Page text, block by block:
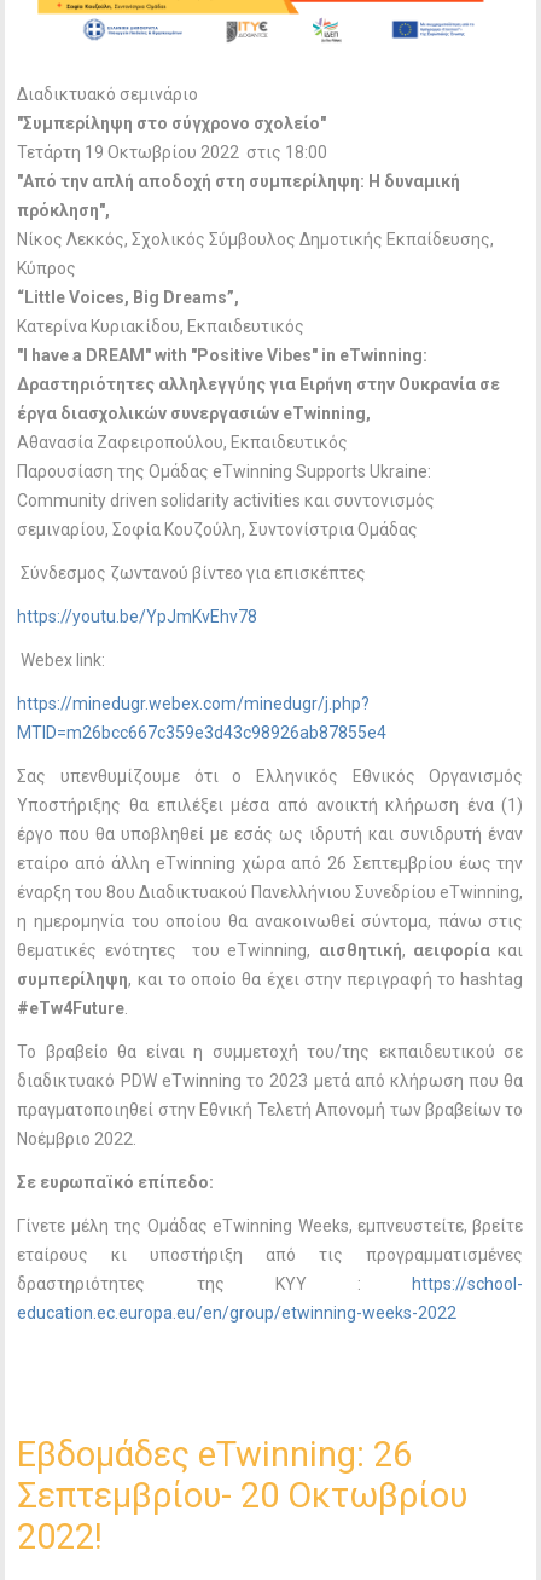
Διαδικτυακό σεμινάριο
"Συμπερίληψη στο σύγχρονο σχολείο"
Τετάρτη 19 Οκτωβρίου 2022 στις 18:00
"Από την απλή αποδοχή στη συμπερίληψη: Η δυναμική
πρόκληση",
Νίκος Λεκκός, Σχολικός Σύμβουλος Δημοτικής Εκπαίδευσης,
Κύπρος
“Little Voices, Big Dreams”,
Κατερίνα Κυριακίδου, Εκπαιδευτικός
"Ι have a DREAM" with "Positive Vibes" in eTwinning:
Δραστηριότητες αλληλεγγύης για Ειρήνη στην Ουκρανία σε
έργα διασχολικών συνεργασιών eTwinning,
Αθανασία Ζαφειροπούλου, Εκπαιδευτικός
Παρουσίαση της Ομάδας eTwinning Supports Ukraine:
Community driven solidarity activities και συντονισμός
σεμιναρίου, Σοφία Κουζούλη, Συντονίστρια Ομάδας
Σύνδεσμος ζωντανού βίντεο για επισκέπτες
https://youtu.be/YpJmKvEhv78
Webex link:
https://minedugr.webex.com/minedugr/j.php?
MTID=m26bcc667c359e3d43c98926ab87855e4
Σας υπενθυμίζουμε ότι ο Ελληνικός Εθνικός Οργανισμός
Υποστήριξης θα επιλέξει μέσα από ανοικτή κλήρωση ένα (1)
έργο που θα υποβληθεί με εσάς ως ιδρυτή και συνιδρυτή έναν
εταίρο από άλλη eTwinning χώρα από 26 Σεπτεμβρίου έως την
έναρξη του 8ου Διαδικτυακού Πανελλήνιου Συνεδρίου eTwinning,
η ημερομηνία του οποίου θα ανακοινωθεί σύντομα, πάνω στις
θεματικές ενότητες του eTwinning, αισθητική, αειφορίακαι
συμπερίληψη, και το οποίο θα έχει στην περιγραφή το hashtag
#eTw4Future
Το βραβείο θα είναι η συμμετοχή του/της εκπαιδευτικού σε
διαδικτυακό PDW eTwinning το 2023 μετά από κλήρωση που θα
πραγματοποιηθεί στην Εθνική Τελετή Απονομή των βραβείων το
Νοέμβριο 2022.
Σε ευρωπαϊκό επίπεδο:
Γίνετε μέλη της Ομάδας eTwinning Weeks, εμπνευστείτε, βρείτε
εταίρους κι υποστήριξη από τις προγραμματισμένες
δραστηριότητες της ΚΥΥ : https://school-
education.ec.europa.eu/en/group/etwinning-weeks-2022
Εβδομάδες eTwinning: 26
Σεπτεμβρίου- 20 Οκτωβρίου
2022!